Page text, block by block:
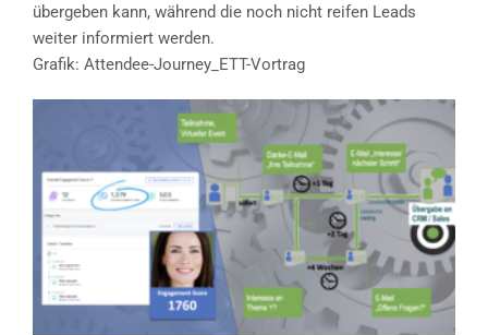
übergeben kann, während die noch nicht reifen Leads
weiter informiert werden.
Grafik: Attendee-Journey_ETT-Vortrag